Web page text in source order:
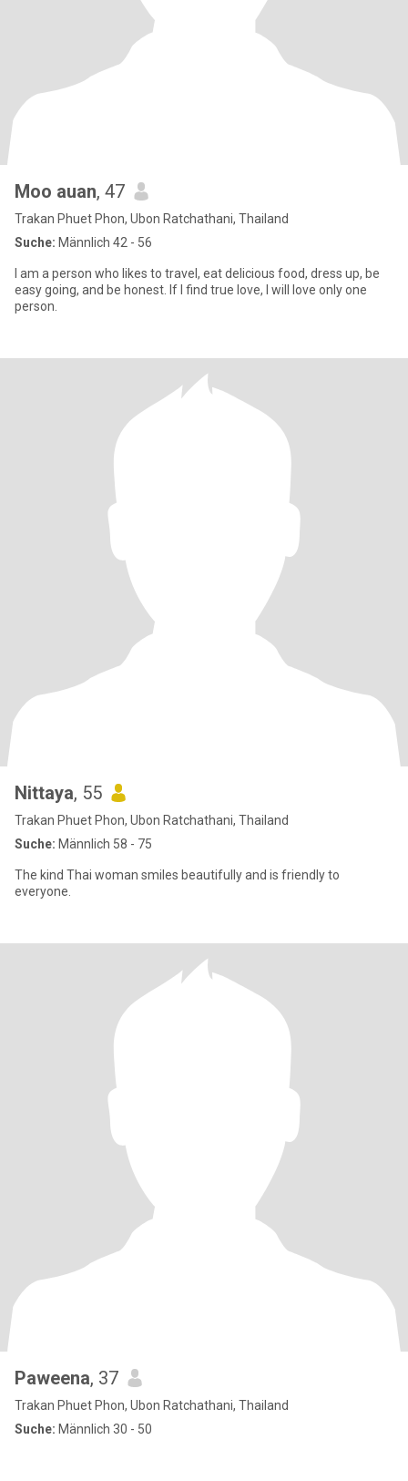
Moo auan, 47
Trakan Phuet Phon, Ubon Ratchathani, Thailand
Suche: Männlich 42 - 56
I am a person who likes to travel, eat delicious food, dress up, be
easy going, and be honest. If I find true love, I will love only one
person.
Nittaya, 55
Trakan Phuet Phon, Ubon Ratchathani, Thailand
Suche: Männlich 58 - 75
The kind Thai woman smiles beautifully and is friendly to
everyone.
Paweena, 37
Trakan Phuet Phon, Ubon Ratchathani, Thailand
Suche: Männlich 30 - 50